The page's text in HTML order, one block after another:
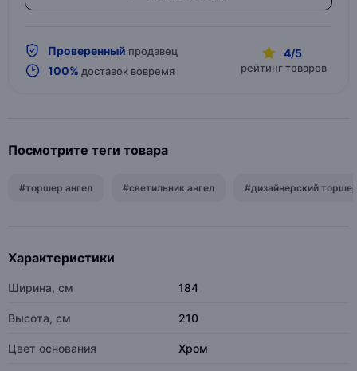
Проверенный продавец
100% доставок вовремя
4/5
рейтинг товаров
Посмотрите теги товара
#торшер ангел #светильник ангел #дизайнерский
Характеристики
Ширина, см 184
Высота, см 210
Цвет основания Хром